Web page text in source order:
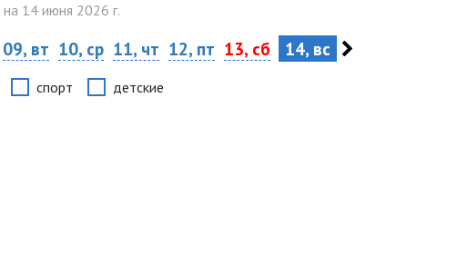
на 14 июня 2026 г.
09, вт 10, ср 11, чт 12, пт 13, сб 14, вс
спорт детские